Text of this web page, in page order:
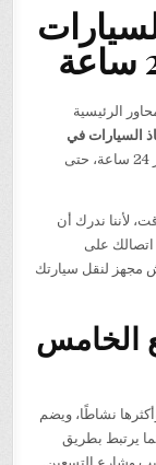
الرئيسية
السيارات في
خدمة سريعة وموثوقة تعمل على مدار 24 ساعة، حتى
لأننا ندرك أن
على
مجهز لنقل سيارتك
الخامس
نشاطًا، ويضم
يرتبط بطريق